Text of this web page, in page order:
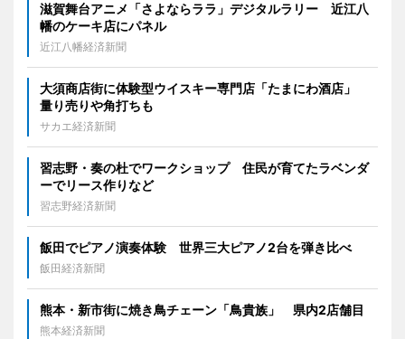
滋賀舞台アニメ「さよならララ」デジタルラリー 近江八
幡のケーキ店にパネル
近江八幡経済新聞
大須商店街に体験型ウイスキー専門店「たまにわ酒店」
量り売りや角打ちも
サカエ経済新聞
習志野・奏の杜でワークショップ 住民が育てたラベンダ
ーでリース作りなど
習志野経済新聞
飯田でピアノ演奏体験 世界三大ピアノ2台を弾き比べ
飯田経済新聞
熊本・新市街に焼き鳥チェーン「鳥貴族」 県内2店舗目
熊本経済新聞